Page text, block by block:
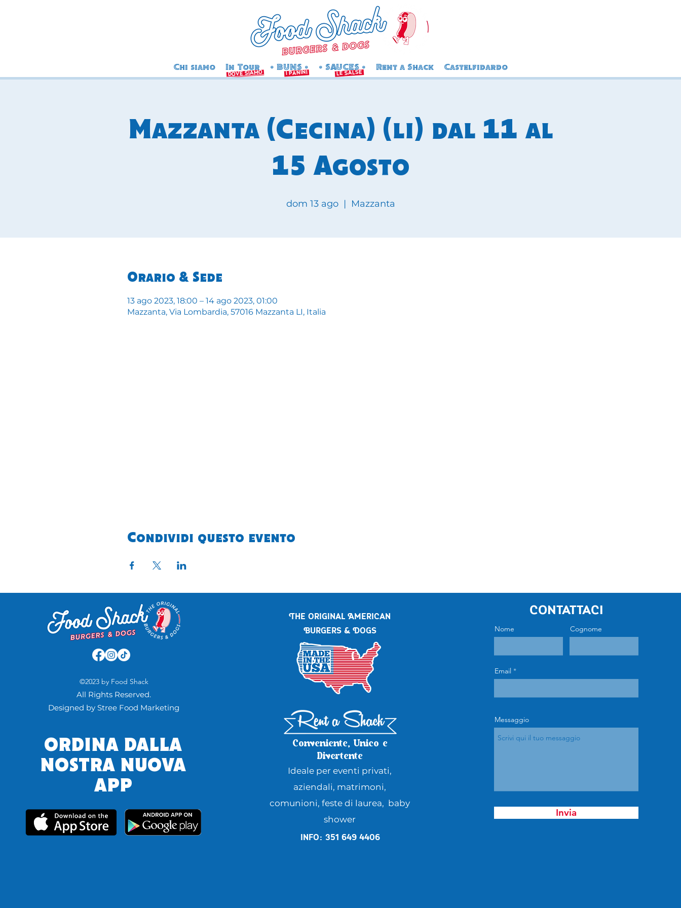
lesalse
i panini
dove siamo
Chi siamo In Tour • BUNS • • SAUCES • Rent a Shack Castelfidardo
Mazzanta (Cecina) (li) dal 11 al
15 Agosto
dom 13 ago
  |
Mazzanta
Orario & Sede
13 ago 2023, 18:00 – 14 ago 2023, 01:00
Mazzanta, Via Lombardia, 57016 Mazzanta LI, Italia
Condividi questo evento
©2023 by Food Shack
All Rights Reserved.
Designed by Stree Food Marketing
ORDINA DALLA
NOSTRA NUOVA
APP
The original American
Burgers & Dogs
Conveniente, Unico e
Divertente
Ideale per eventi privati,
aziendali, matrimoni,
comunioni, feste di laurea, baby
shower
info: 351 649 4406
Contattaci
Nome Cognome
Email
Messaggio
Invia